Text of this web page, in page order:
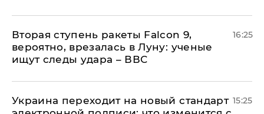
Вторая ступень ракеты Falcon 9,
вероятно, врезалась в Луну: ученые
ищут следы удара – ВВС
16:25
Украина переходит на новый стандарт 15:25